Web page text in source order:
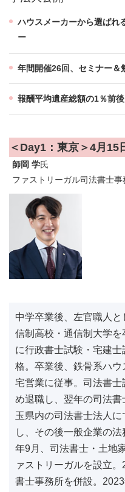
ハウスメーカーから選ばれ
ー
年間開催26回、セミナー＆
報酬平均遺産総額の1％前
＜Day1：東京＞4月15
師岡 学氏
ファストリーガル司法書士事
中学卒業後、左官職人と
信制高校・通信制大学を
に行政書士試験・宅建
格。卒業後、鉄骨系ハ
宅営業に従事。司法書士
め退職し、翌年の司法
玉県内の司法書士法人
し、その後一般企業の
年9月、司法書士・土地
ァストリーガルを設立
書士事務所を併設。